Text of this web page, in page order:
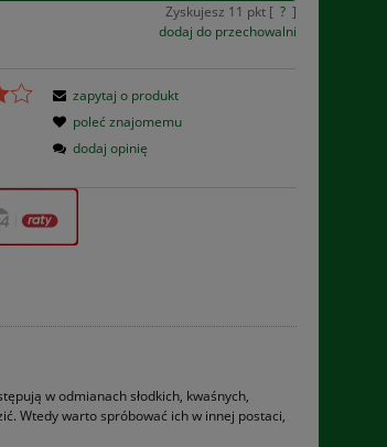
Zyskujesz 11 pkt [ ? ]
dodaj do przechowalni
zapytaj o produkt
poleć znajomemu
dodaj opinię
w odmianach słodkich, kwaśnych,
Wtedy warto spróbować ich w innej postaci,